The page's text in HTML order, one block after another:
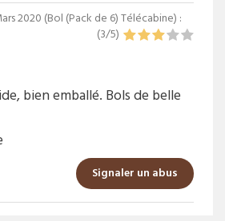
2020 (Bol (Pack de 6) Télécabine) :
(3/5)
bien emballé. Bols de belle
Signaler un abus